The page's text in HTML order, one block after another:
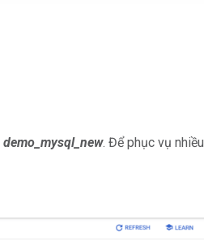
demo_mysql_new. Để phục vụ nhiều